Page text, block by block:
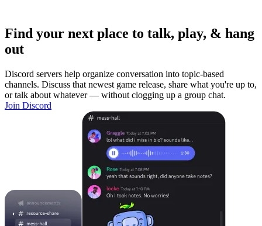
Find your next place to talk, play, & hang
out
Discord servers help organize conversation into topic-based
channels. Discuss that newest game release, share what you're up to,
or talk about whatever — without clogging up a group chat.
Join Discord